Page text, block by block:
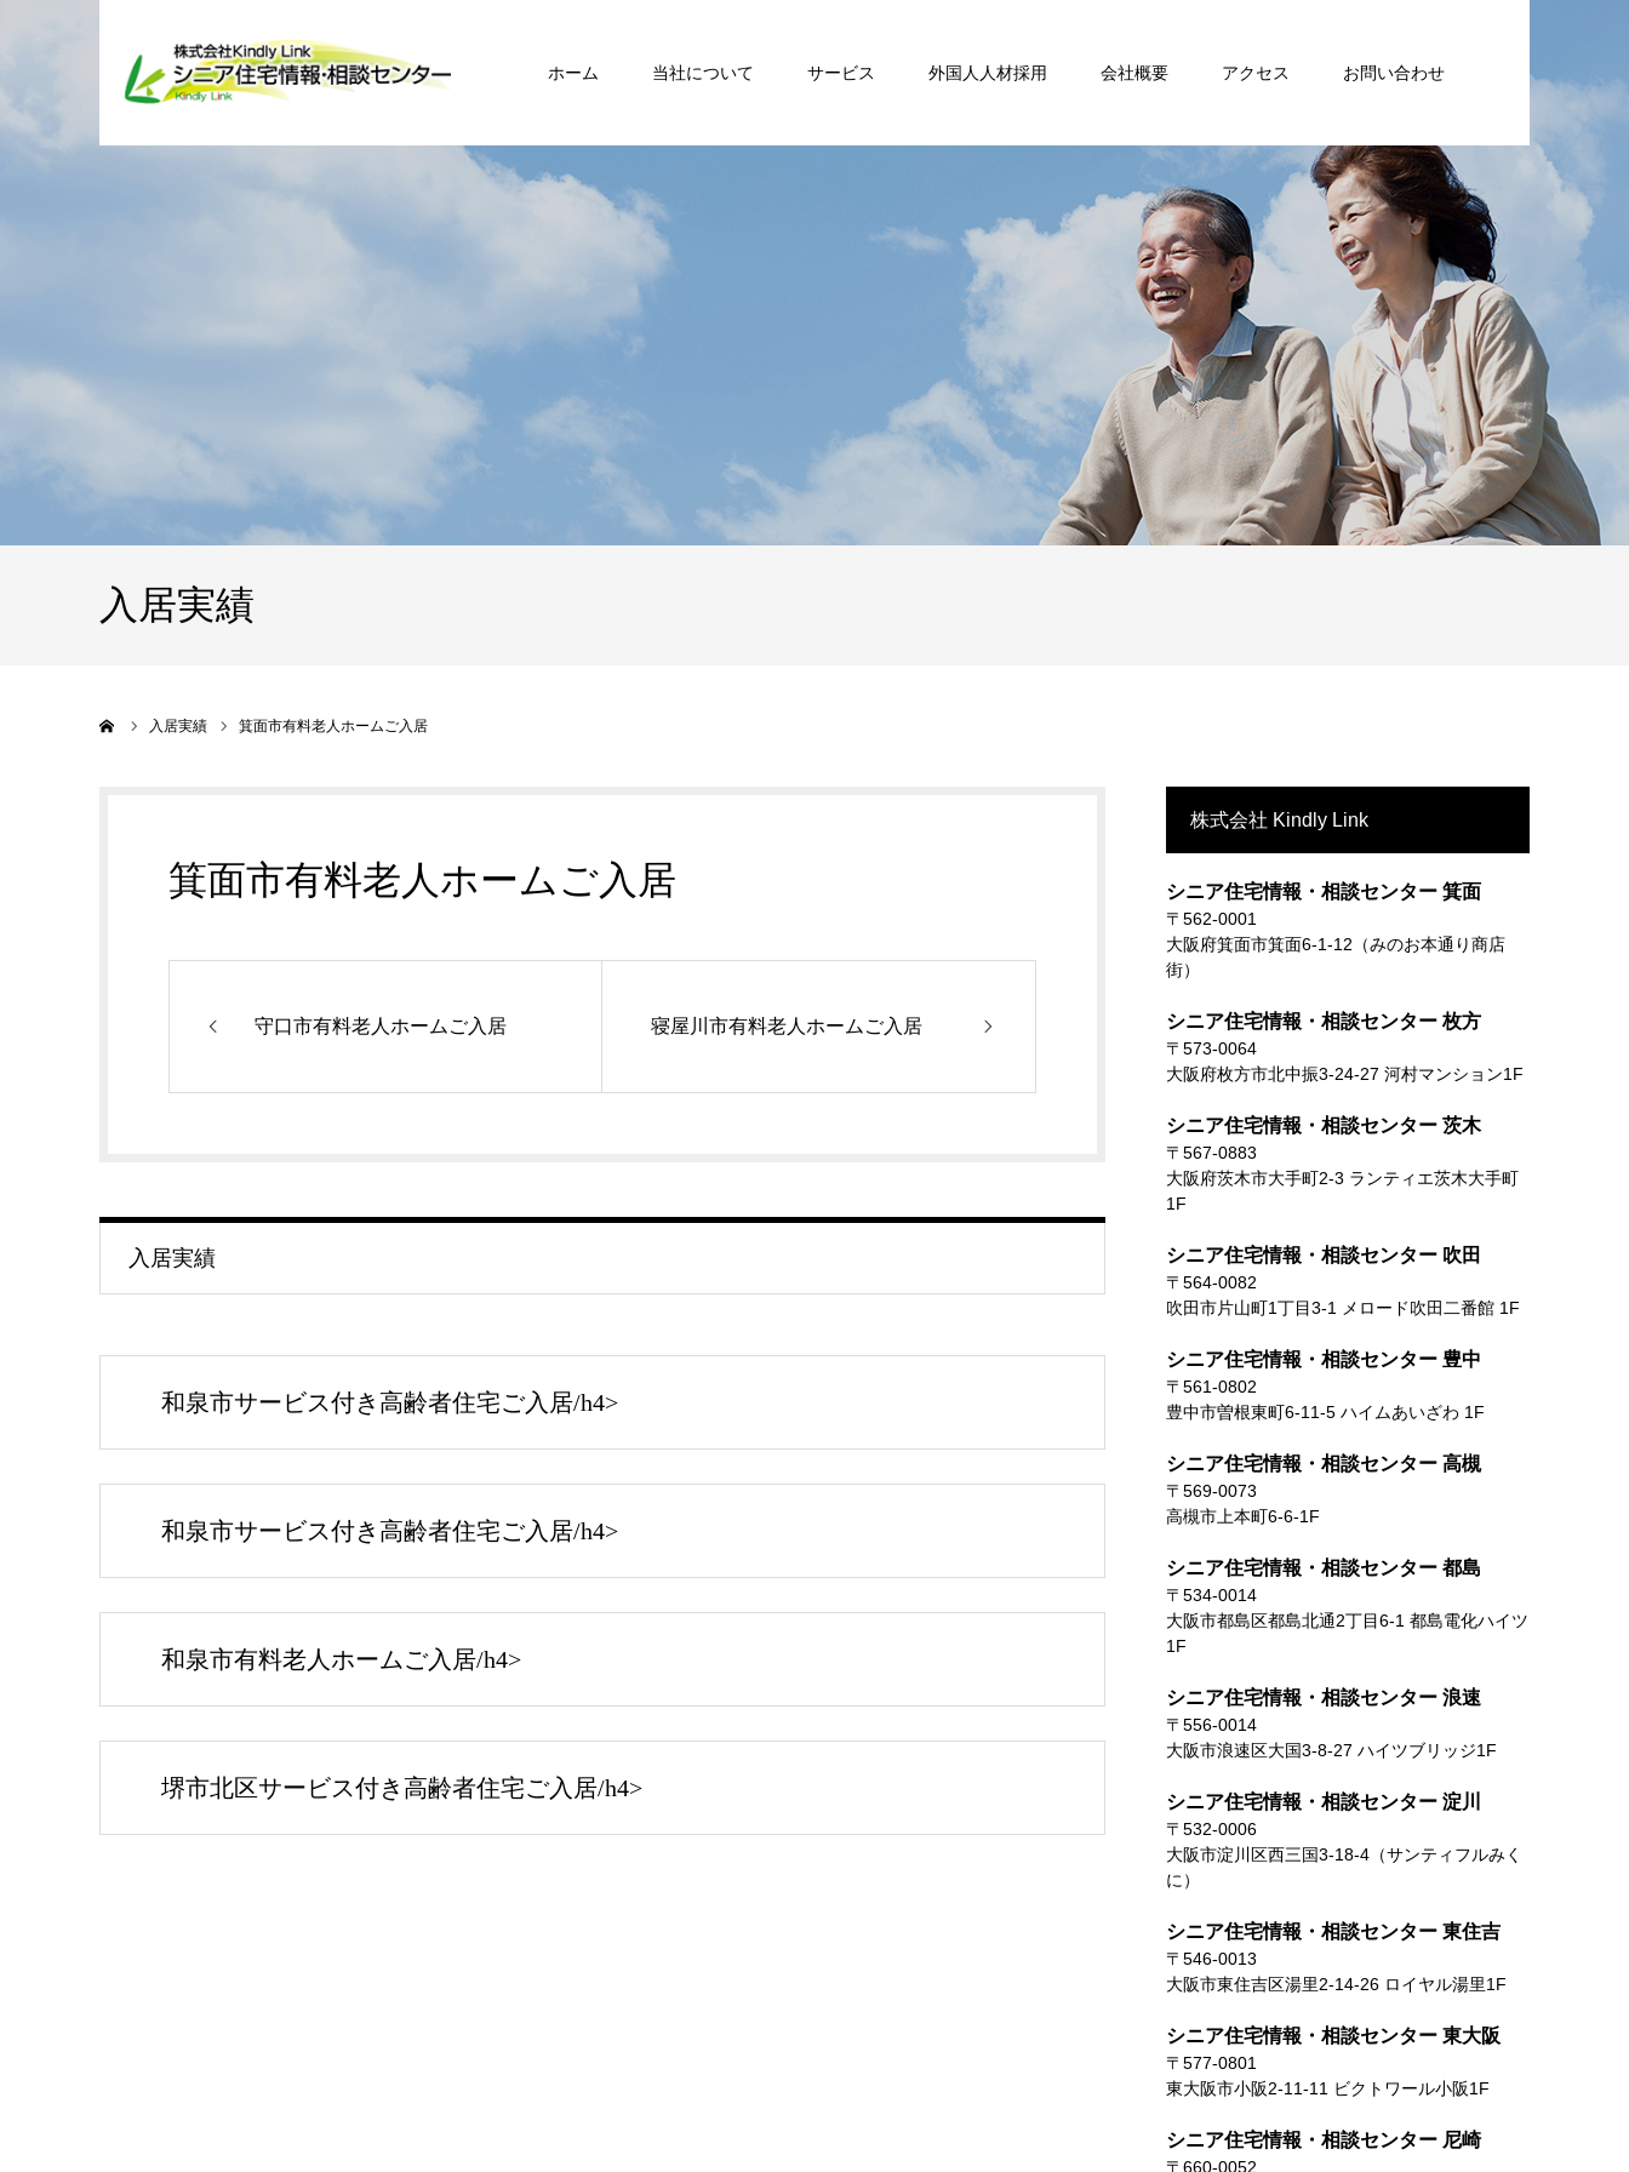
ホーム 当社について サービス 外国人人材採用 会社概要 アクセス お問い合わせ
入居実績
入居実績 箕面市有料老人ホームご入居
箕面市有料老人ホームご入居
守口市有料老人ホームご入居 寝屋川市有料老人ホームご入居
入居実績
和泉市サービス付き高齢者住宅ご入居/h4>
和泉市サービス付き高齢者住宅ご入居/h4>
和泉市有料老人ホームご入居/h4>
堺市北区サービス付き高齢者住宅ご入居/h4>
株式会社 Kindly Link
シニア住宅情報・相談センター 箕面
〒562-0001
大阪府箕面市箕面6-1-12（みのお本通り商店
街）
シニア住宅情報・相談センター 枚方
〒573-0064
大阪府枚方市北中振3-24-27 河村マンション1F
シニア住宅情報・相談センター 茨木
〒567-0883
大阪府茨木市大手町2-3 ランティエ茨木大手町
1F
シニア住宅情報・相談センター 吹田
〒564-0082
吹田市片山町1丁目3-1 メロード吹田二番館 1F
シニア住宅情報・相談センター 豊中
〒561-0802
豊中市曽根東町6-11-5 ハイムあいざわ 1F
シニア住宅情報・相談センター 高槻
〒569-0073
高槻市上本町6-6-1F
シニア住宅情報・相談センター 都島
〒534-0014
大阪市都島区都島北通2丁目6-1 都島電化ハイツ
1F
シニア住宅情報・相談センター 浪速
〒556-0014
大阪市浪速区大国3-8-27 ハイツブリッジ1F
シニア住宅情報・相談センター 淀川
〒532-0006
大阪市淀川区西三国3-18-4（サンティフルみく
に）
シニア住宅情報・相談センター 東住吉
〒546-0013
大阪市東住吉区湯里2-14-26 ロイヤル湯里1F
シニア住宅情報・相談センター 東大阪
〒577-0801
東大阪市小阪2-11-11 ビクトワール小阪1F
シニア住宅情報・相談センター 尼崎
〒660-0052